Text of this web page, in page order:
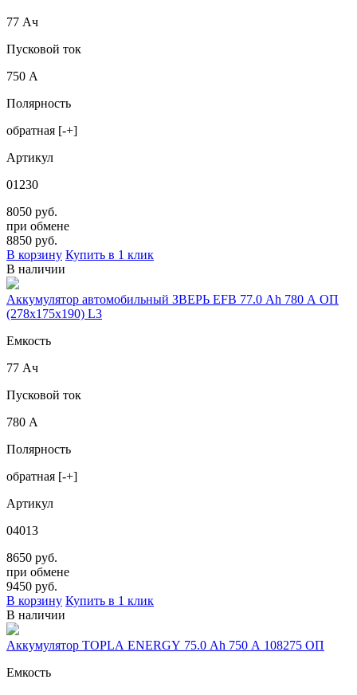
77 Ач
Пусковой ток
750 А
Полярность
обратная [-+]
Артикул
01230
8050 руб.
при обмене
8850 руб.
В корзину Купить в 1 клик
В наличии
Аккумулятор автомобильный ЗВЕРЬ EFB 77.0 Ah 780 А ОП
(278x175x190) L3
Емкость
77 Ач
Пусковой ток
780 А
Полярность
обратная [-+]
Артикул
04013
8650 руб.
при обмене
9450 руб.
В корзину Купить в 1 клик
В наличии
Аккумулятор TOPLA ENERGY 75.0 Ah 750 A 108275 ОП
Емкость